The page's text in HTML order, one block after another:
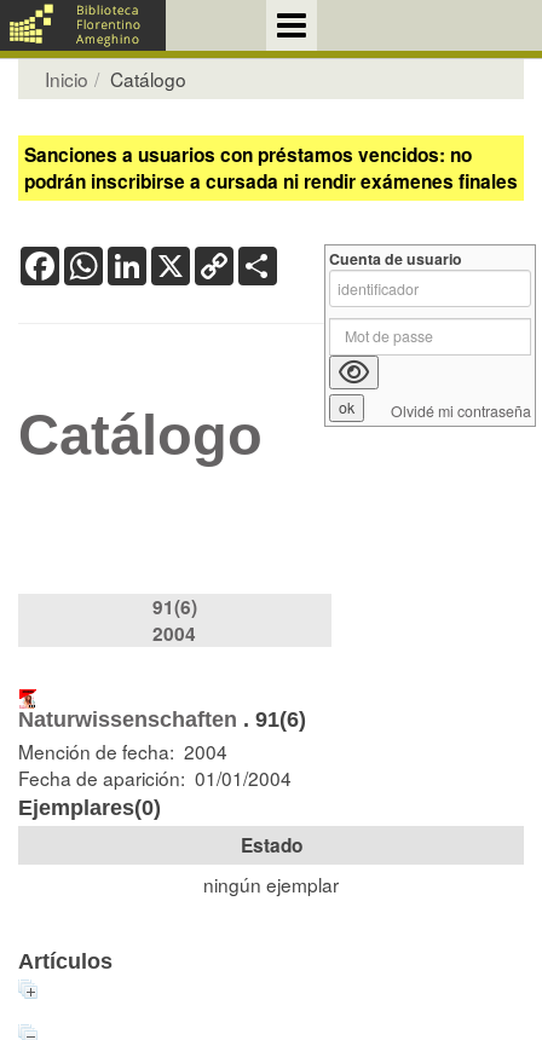
Inicio Catálogo
Sanciones a usuarios con préstamos vencidos: no
podrán inscribirse a cursada ni rendir exámenes finales
FacebookWhatsApp
LinkedIn
X Copy
Link
Catálogo
91(6)
2004
Naturwissenschaften . 91(6)
Mención de fecha: 2004
Fecha de aparición: 01/01/2004
Ejemplares(0)
Estado
ningún ejemplar
Artículos
Cuenta de usuario
Olvidé mi contraseña